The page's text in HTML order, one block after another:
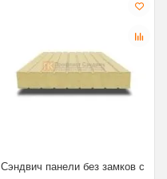
Сэндвич панели без замков с